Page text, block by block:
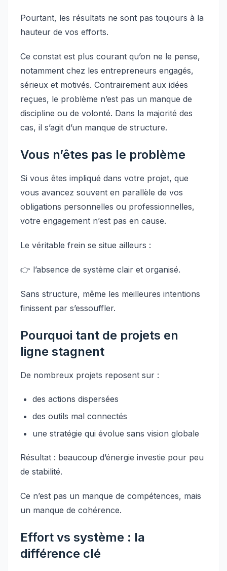
Pourtant, les résultats ne sont pas toujours à la
hauteur de vos efforts.
Ce constat est plus courant qu’on ne le pense,
notamment chez les entrepreneurs engagés,
sérieux et motivés. Contrairement aux idées
reçues, le problème n’est pas un manque de
discipline ou de volonté. Dans la majorité des
cas, il s’agit d’un manque de structure.
Vous n’êtes pas le problème
Si vous êtes impliqué dans votre projet, que
vous avancez souvent en parallèle de vos
obligations personnelles ou professionnelles,
votre engagement n’est pas en cause.
Le véritable frein se situe ailleurs :
👉 l’absence de système clair et organisé.
Sans structure, même les meilleures intentions
finissent par s’essouffler.
Pourquoi tant de projets en
ligne stagnent
De nombreux projets reposent sur :
des actions dispersées
des outils mal connectés
une stratégie qui évolue sans vision globale
Résultat : beaucoup d’énergie investie pour peu
de stabilité.
Ce n’est pas un manque de compétences, mais
un manque de cohérence.
Effort vs système : la
différence clé